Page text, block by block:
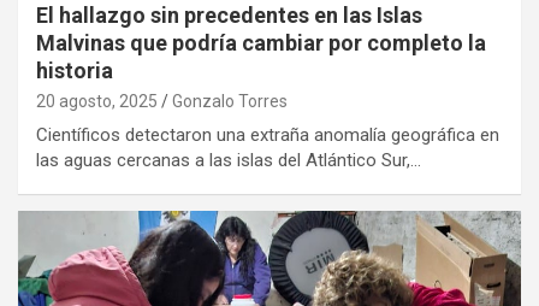
El hallazgo sin precedentes en las Islas
Malvinas que podría cambiar por completo la
historia
20 agosto, 2025 Gonzalo Torres
Científicos detectaron una extraña anomalía geográfica en
las aguas cercanas a las islas del Atlántico Sur,…